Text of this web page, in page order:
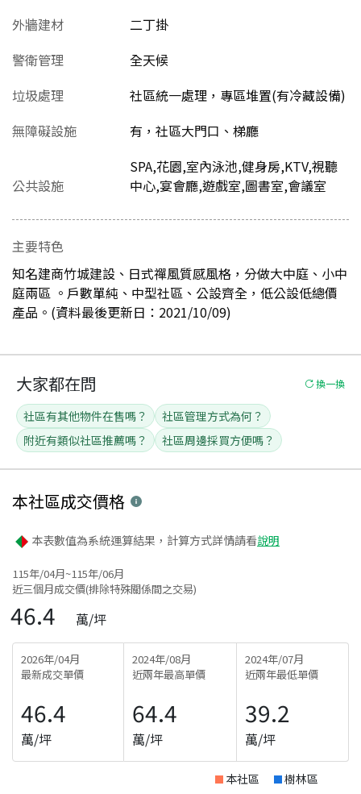
外牆建材
二丁掛
警衛管理
全天候
垃圾處理
社區統一處理，專區堆置(有冷藏設備)
無障礙設施
有，社區大門口、梯廳
公共設施
SPA,花園,室內泳池,健身房,KTV,視聽
中心,宴會廳,遊戲室,圖書室,會議室
主要特色
知名建商竹城建設、日式禪風質感風格，分做大中庭、小中
庭兩區 。戶數單純、中型社區、公設齊全，低公設低總價
產品。(資料最後更新日：2021/10/09)
大家都在問 換一換
社區有其他物件在售嗎？
社區管理方式為何？
附近有類似社區推薦嗎？
社區周邊採買方便嗎？
本社區成交價格
本表數值為系統運算結果，計算方式詳情請看說明
115年/04月~115年/06月
近三個月成交價(排除特殊關係間之交易)
46.4 萬/坪
2026年/04月
最新成交單價
46.4
萬/坪
2024年/08月
近兩年最高單價
64.4
萬/坪
2024年/07月
近兩年最低單價
39.2
萬/坪
本社區 樹林區